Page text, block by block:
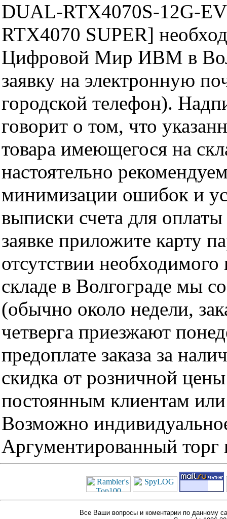
DUAL-RTX4070S-12G-
RTX4070 SUPER]
Цифровой Мир ИВМ в
заявку на электронную
городской телефон).
говорит о том, что
товара имеющегося на
настоятельно
минимизации ошибок и
выписки счета для
заявке приложите карту
отсутствии
складе в Волгограде мы
(обычно около недели,
четверга приезжают
предоплате заказа за
скидка от розничной
постоянным клиентам
Возможно
Аргументированный торг
Все Ваши вопросы и коментарии по данному